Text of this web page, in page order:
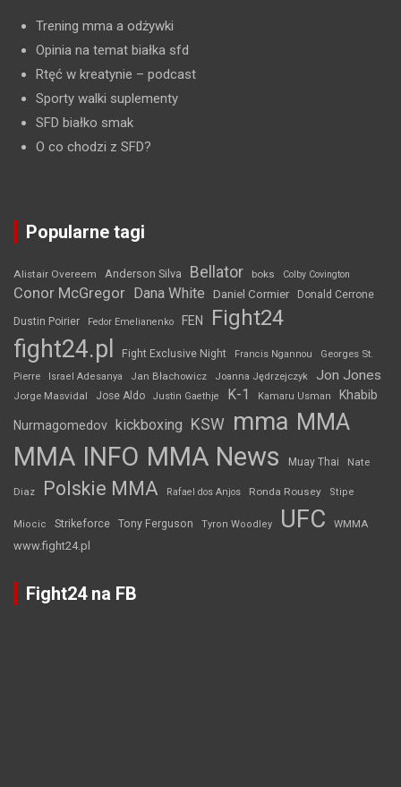
Trening mma a odżywki
Opinia na temat białka sfd
Rtęć w kreatynie – podcast
Sporty walki suplementy
SFD białko smak
O co chodzi z SFD?
Popularne tagi
Alistair Overeem Anderson Silva Bellator boks Colby Covington
Conor McGregor Dana White Daniel Cormier Donald Cerrone
Dustin Poirier Fedor Emelianenko FEN Fight24
fight24.pl Fight Exclusive Night Francis Ngannou
Georges St.
Pierre
Israel Adesanya Jan Błachowicz Joanna Jędrzejczyk Jon Jones
Jorge Masvidal Jose Aldo Justin Gaethje K-1 Kamaru Usman Khabib
Nurmagomedov kickboxing KSW mma MMA
MMA INFO MMA News Muay Thai Nate
Diaz Polskie MMA Rafael dos Anjos Ronda Rousey Stipe
Miocic Strikeforce Tony Ferguson Tyron Woodley UFC WMMA
www.fight24.pl
Fight24 na FB